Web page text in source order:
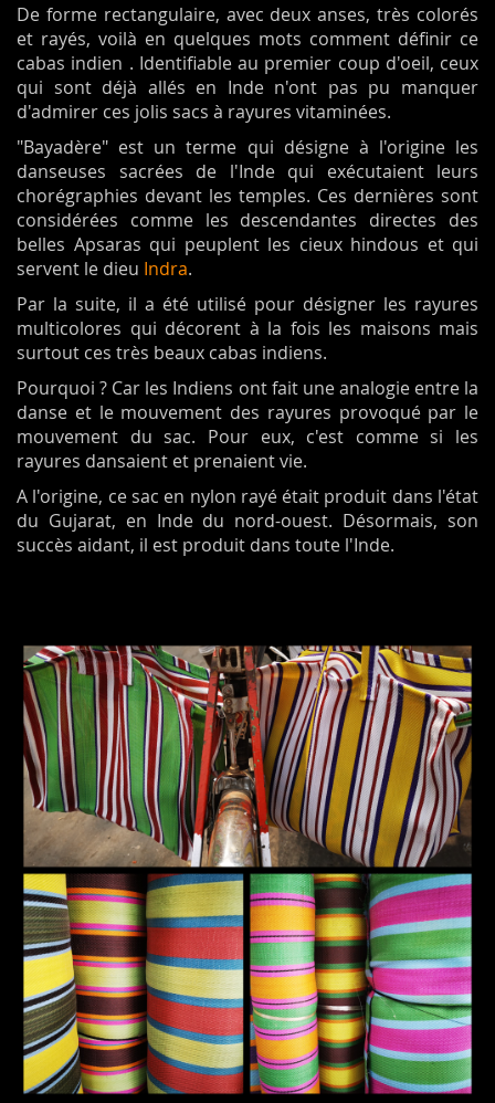
De forme rectangulaire, avec deux anses, très colorés
et rayés, voilà en quelques mots comment définir ce
cabas indien . Identifiable au premier coup d'oeil, ceux
qui sont déjà allés en Inde n'ont pas pu manquer
d'admirer ces jolis sacs à rayures vitaminées.
"Bayadère" est un terme qui désigne à l'origine les
danseuses sacrées de l'Inde qui exécutaient leurs
chorégraphies devant les temples. Ces dernières sont
considérées comme les descendantes directes des
belles Apsaras qui peuplent les cieux hindous et qui
servent le dieu Indra.
Par la suite, il a été utilisé pour désigner les rayures
multicolores qui décorent à la fois les maisons mais
surtout ces très beaux cabas indiens.
Pourquoi ? Car les Indiens ont fait une analogie entre la
danse et le mouvement des rayures provoqué par le
mouvement du sac. Pour eux, c'est comme si les
rayures dansaient et prenaient vie.
A l'origine, ce sac en nylon rayé était produit dans l'état
du Gujarat, en Inde du nord-ouest. Désormais, son
succès aidant, il est produit dans toute l'Inde.